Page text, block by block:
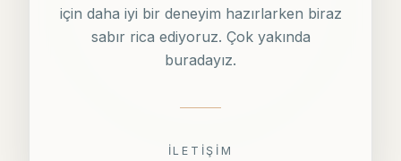
için daha iyi bir deneyim hazırlarken biraz
sabır rica ediyoruz. Çok yakında
buradayız.
İLETIŞIM